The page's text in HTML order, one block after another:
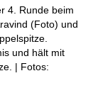
4. Runde beim
(Foto) und
und hält mit
| Fotos: